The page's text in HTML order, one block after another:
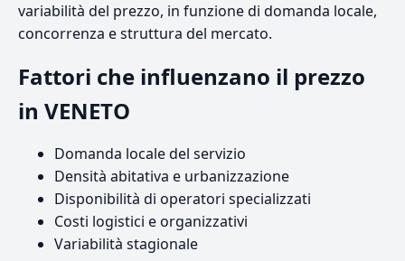
variabilità del prezzo, in funzione di domanda locale,
concorrenza e struttura del mercato.
Fattori che influenzano il prezzo
in VENETO
Domanda locale del servizio
Densità abitativa e urbanizzazione
Disponibilità di operatori specializzati
Costi logistici e organizzativi
Variabilità stagionale